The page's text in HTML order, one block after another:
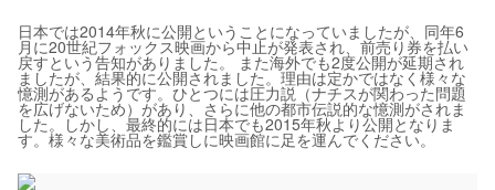
日本では2014年秋に公開ということになっていましたが、同年6
月に20世紀フォックス映画から中止が発表され、前売り券を払い
戻すという告知がありました。 また海外でも2度公開が延期され
ましたが、結果的に公開されました。理由は定かではなく様々な
憶測があるようです。ひとつには圧力説（ナチスが関わった問題
を広げないため）があり、さらに他の都市伝説的な憶測がされま
した。しかし、最終的には日本でも2015年秋より公開となりま
す。様々な美術品を鑑賞しに映画館に足を運んでください。